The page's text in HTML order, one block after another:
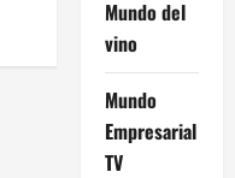
Mundo del
vino
Mundo
Empresarial
TV